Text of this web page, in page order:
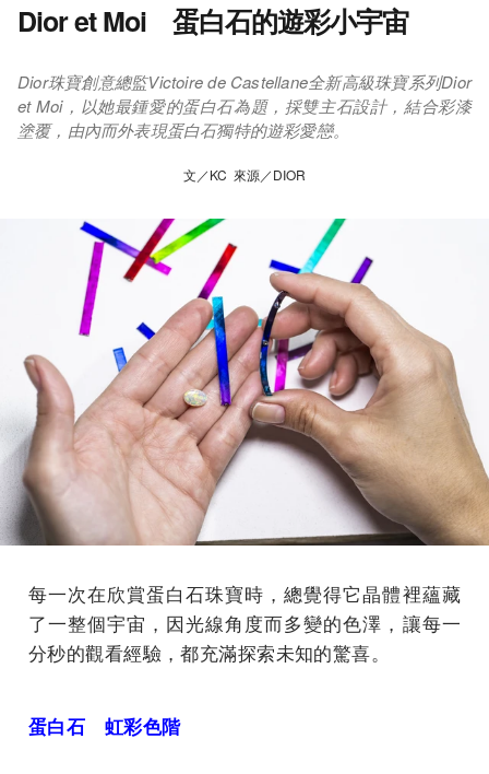
Dior et Moi 蛋白石的遊彩小宇宙
Dior珠寶創意總監Victoire de Castellane全新高級珠寶系列Dior
et Moi，以她最鍾愛的蛋白石為題，採雙主石設計，結合彩漆
塗覆，由內而外表現蛋白石獨特的遊彩愛戀。
文／KC 來源／DIOR
每一次在欣賞蛋白石珠寶時，總覺得它晶體裡蘊藏
了一整個宇宙，因光線角度而多變的色澤，讓每一
分秒的觀看經驗，都充滿探索未知的驚喜。
蛋白石 虹彩色階